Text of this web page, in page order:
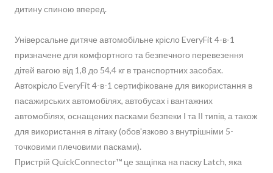
дитину спиною вперед.
Універсальне дитяче автомобільне крісло EveryFit 4-в-1
призначене для комфортного та безпечного перевезення
дітей вагою від 1,8 до 54,4 кг в транспортних засобах.
Автокрісло EveryFit 4-в-1 сертифіковане для використання в
пасажирських автомобілях, автобусах і вантажних
автомобілях, оснащених пасками безпеки І та ІІ типів, а також
для використання в літаку (обов'язково з внутрішніми 5-
точковими плечовими пасками).
Пристрій QuickConnector™ це защіпка на паску Latch, яка